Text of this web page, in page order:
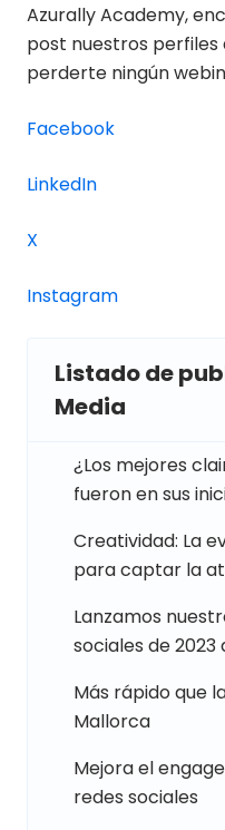
Azurally Academy,
post nuestros perfiles
perderte ningún
Facebook
LinkedIn
X
Instagram
Listado de
Media
¿Los mejores
fueron en sus
Creatividad: La
para captar la
Lanzamos
sociales de
Más rápido que
Mallorca
Mejora el
redes sociales